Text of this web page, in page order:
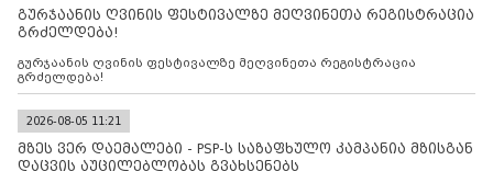
გურჯაანის ღვინის ფესტივალზე მეღვინეთა რეგისტრაცია
გრძელდება!
გურჯაანის ღვინის ფესტივალზე მეღვინეთა რეგისტრაცია
გრძელდება!
2026-08-05 11:21
მზეს ვერ დაემალები - PSP-ს საზაფხულო კამპანია მზისგან
დაცვის აუცილებლობას გვახსენებს